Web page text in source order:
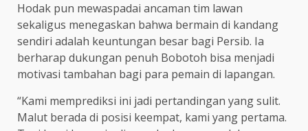
Hodak pun mewaspadai ancaman tim lawan
sekaligus menegaskan bahwa bermain di kandang
sendiri adalah keuntungan besar bagi Persib. Ia
berharap dukungan penuh Bobotoh bisa menjadi
motivasi tambahan bagi para pemain di lapangan.
“Kami memprediksi ini jadi pertandingan yang sulit.
Malut berada di posisi keempat, kami yang pertama.